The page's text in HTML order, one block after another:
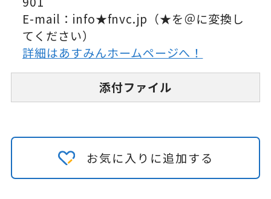
E-mail：info★fnvc.jp（★を＠に変換し
てください）
詳細はあすみんホームページへ！
添付ファイル
お気に入りに追加する